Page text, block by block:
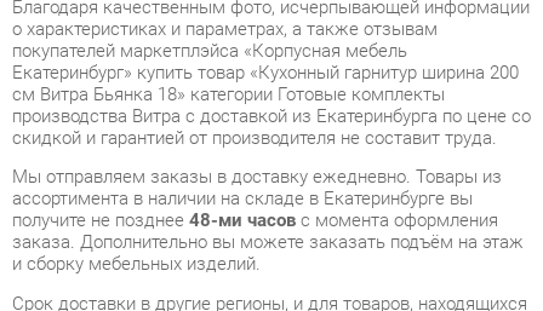
производства Витра с доставкой из Екатеринбурга по цене со
скидкой и гарантией от производителя не составит труда.
Мы отправляем заказы в доставку ежедневно. Товары из
ассортимента в наличии на складе в Екатеринбурге вы
получите не позднее 48-ми часовс момента оформления
заказа. Дополнительно вы можете заказать подъём на этаж
и сборку мебельных изделий.
Срок доставки в другие регионы, и для товаров, находящихся
на складах производителей, рассчитывается индивидуально.
Уточнить наличие, срок и стоимость доставки вы можете
через формуобратной связи.
В любой момент до передачи заказа в доставку, а также в